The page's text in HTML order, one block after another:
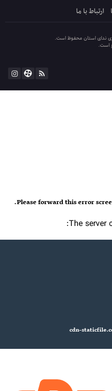
ارتباط با ما
ندای استان محفوظ است.
Please forward this error
.
The
cdn-